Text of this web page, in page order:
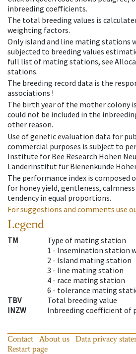
inbreeding coefficients.
The total breeding values is
weighting factors.
Only island and line mating stations
subjected to breeding values
full list of mating stations, see
stations.
The breeding record data is the
associations !
The birth year of the mother colony
could not be included in the
other reason.
Use of genetic evaluation data for
commercial purposes is subject to
Institute for Bee Research Hohen
Länderinstitut für Bienenkunde
The performance index is composed
for honey yield, gentleness,
tendency in equal proportions.
For suggestions and comments use
Legend
TM
Type of mating station
1 - Insemination station
2 - Island mating station
3 - line mating station
4 - race mating station
6 - tolerance mating
TBV
Total breeding value
INZW
Inbreeding coefficient of
Contact About us Data privacy
Restart page